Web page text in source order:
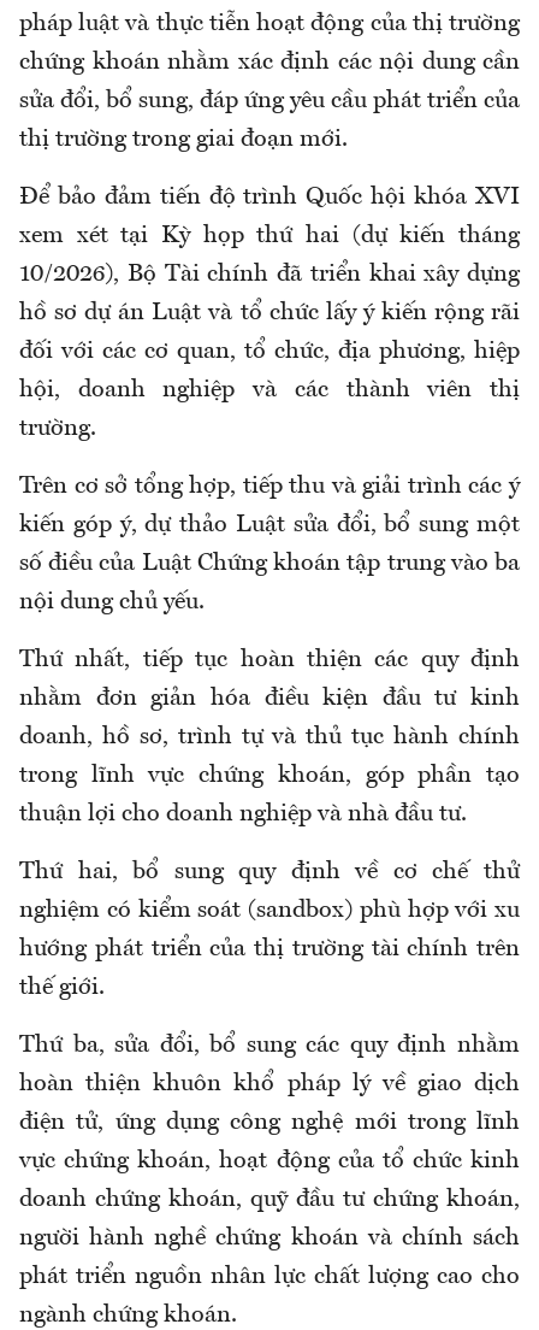
pháp luật và thực tiễn hoạt động của thị trường
chứng khoán nhằm xác định các nội dung cần
sửa đổi, bổ sung, đáp ứng yêu cầu phát triển của
thị trường trong giai đoạn mới.
Để bảo đảm tiến độ trình Quốc hội khóa XVI
xem xét tại Kỳ họp thứ hai (dự kiến tháng
10/2026), Bộ Tài chính đã triển khai xây dựng
hồ sơ dự án Luật và tổ chức lấy ý kiến rộng rãi
đối với các cơ quan, tổ chức, địa phương, hiệp
hội, doanh nghiệp và các thành viên thị
trường.
Trên cơ sở tổng hợp, tiếp thu và giải trình các ý
kiến góp ý, dự thảo Luật sửa đổi, bổ sung một
số điều của Luật Chứng khoán tập trung vào ba
nội dung chủ yếu.
Thứ nhất, tiếp tục hoàn thiện các quy định
nhằm đơn giản hóa điều kiện đầu tư kinh
doanh, hồ sơ, trình tự và thủ tục hành chính
trong lĩnh vực chứng khoán, góp phần tạo
thuận lợi cho doanh nghiệp và nhà đầu tư.
Thứ hai, bổ sung quy định về cơ chế thử
nghiệm có kiểm soát (sandbox) phù hợp với xu
hướng phát triển của thị trường tài chính trên
thế giới.
Thứ ba, sửa đổi, bổ sung các quy định nhằm
hoàn thiện khuôn khổ pháp lý về giao dịch
điện tử, ứng dụng công nghệ mới trong lĩnh
vực chứng khoán, hoạt động của tổ chức kinh
doanh chứng khoán, quỹ đầu tư chứng khoán,
người hành nghề chứng khoán và chính sách
phát triển nguồn nhân lực chất lượng cao cho
ngành chứng khoán.